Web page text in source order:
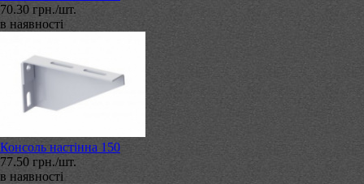
70.30 грн./шт.
в наявності
Консоль настінна 150
77.50 грн./шт.
в наявності